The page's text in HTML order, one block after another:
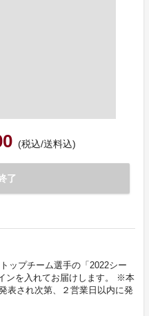
(税込/送料込)
了
ップチーム選手の「2022シー
ンを入れてお届けします。 ※本
表され次第、２営業日以内に発